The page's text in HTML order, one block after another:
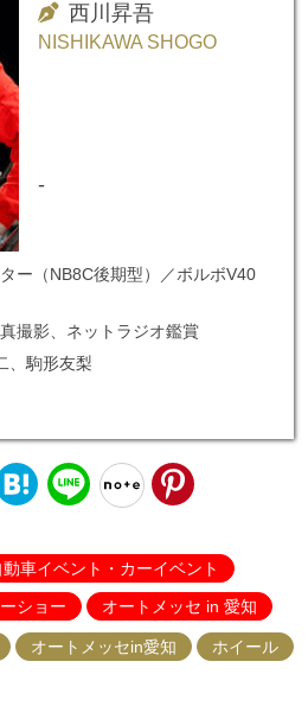
西川昇吾
NISHIKAWA SHOGO
-
ー（NB8C後期型）／ボルボV40
撮影、ネットラジオ鑑賞
、駒形友梨
動車イベント・カーイベント
ショー
オートメッセ in 愛知
オートメッセin愛知 ホイール